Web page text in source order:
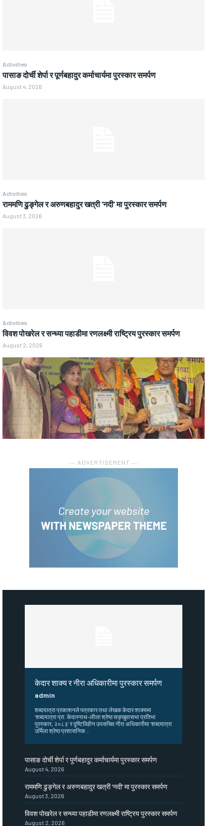
Activities
पासाङ दोर्ची शेर्पा र पूर्णबहादुर कर्माचार्यमा पुरस्कार समर्पण
August 4, 2026
Activities
राममणि ढुङ्गेल र अरुणबहादुर खत्री ‘नदी’ मा पुरस्कार समर्पण
August 3, 2026
Activities
विवश पोखरेल र सन्ध्या पहाडीमा रणलक्ष्मी राष्ट्रिय पुरस्कार समर्पण
August 2, 2026
― ADVERTISEMENT ―
केदार शाक्य र नीरा अधिकारीमा पुरस्कार समर्पण
admin
शब्दयात्रा प्रकाशनले पत्रकार तथा लेखक केदार शाक्यमा
‘शब्दयात्रा प्रा. केदारनाथ–लीला श्रेष्ठ सङ्खुवासभा प्रतिभा
पुरस्कार, २०८३’ र दृष्टिविहीन उपसचिव नीरा अधिकारीमा ‘शब्दयात्रा
उर्मिला श्रेष्ठ प्रशासनिक...
पासाङ दोर्ची शेर्पा र पूर्णबहादुर कर्माचार्यमा पुरस्कार समर्पण
August 4, 2026
राममणि ढुङ्गेल र अरुणबहादुर खत्री ‘नदी’ मा पुरस्कार समर्पण
August 3, 2026
विवश पोखरेल र सन्ध्या पहाडीमा रणलक्ष्मी राष्ट्रिय पुरस्कार समर्पण
August 2, 2026